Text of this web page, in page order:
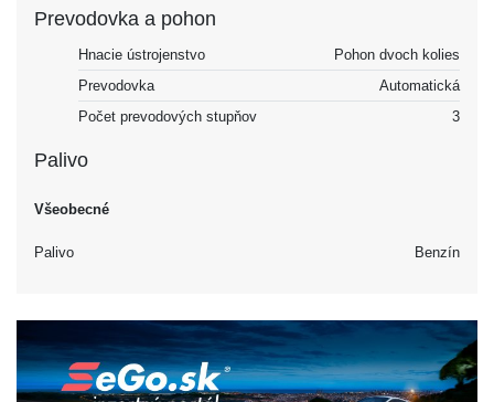
Prevodovka a pohon
Hnacie ústrojenstvo
Pohon dvoch kolies
Prevodovka
Automatická
Počet prevodových stupňov
3
Palivo
Všeobecné
Palivo Benzín